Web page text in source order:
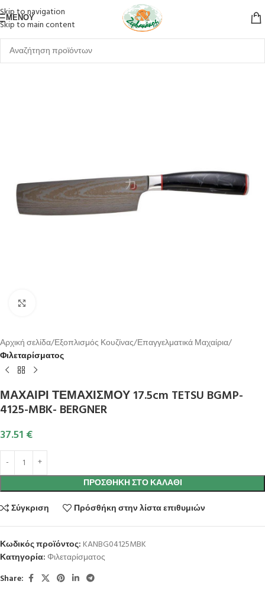
Skip to navigation
Skip to main content
ΜΕΝΟΎ
Αρχική σελίδα Εξοπλισμός Κουζίνας Επαγγελματικά Μαχαίρια
Φιλεταρίσματος
ΜΑΧΑΙΡΙ ΤΕΜΑΧΙΣΜΟΥ 17.5cm TETSU BGMP-
4125-MBK- BERGNER
37.51 €
ΠΡΟΣΘΉΚΗ ΣΤΟ ΚΑΛΆΘΙ
Σύγκριση
Πρόσθήκη στην λίστα επιθυμιών
Κωδικός προϊόντος: KANBG04125MBK
Κατηγορία: Φιλεταρίσματος
Share: